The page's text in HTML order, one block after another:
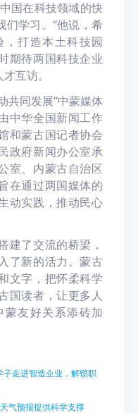
国在科技领域的快
们学习。”他说，希
打造本土科技园
期待两国科技企业
互访。
共同发展”中蒙媒体
中华全国新闻工作
和蒙古国记者协会
政府新闻办公室承
室、内蒙古自治区
在通过两国媒体的
动实践，推动民心
建了交流的桥梁，
了新的活力。蒙古
文字，把怀柔科学
国读者，让更多人
蒙友好关系添砖加
子走进智造企业，解锁职
气预报提供科学支撑